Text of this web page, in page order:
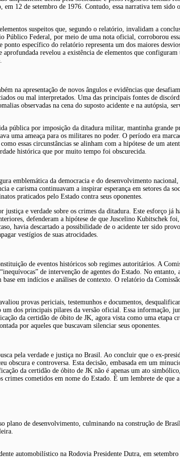
12 de setembro de 1976. Contudo, essa narrativa tem sido
suspeitos que, segundo o relatório, invalidam a
Federal, por meio de uma nota oficial, corroborou
específico do relatório representa um dos maiores
revelou a existência de elementos que
na apresentação de novos ângulos e evidências que
ou mal interpretados. Uma das principais fontes de
observadas na cena do suposto acidente e na autópsia,
pública por imposição da ditadura militar, mantinha grande
uma ameaça para os militares no poder. O período era
essas circunstâncias se alinham com a hipótese de um
histórica que por muito tempo foi obscurecida.
emblemática da democracia e do desenvolvimento
e carisma continuavam a inspirar esperança em setores da
praticados pelo Estado contra seus oponentes.
e verdade sobre os crimes da ditadura. Este esforço já
defenderam a hipótese de que Juscelino Kubitschek
havia descartado a possibilidade de o acidente ter sido
vestígios de suas atrocidades.
de eventos históricos sob regimes autoritários. A
de intervenção de agentes do Estado. No entanto,
em indícios e análises de contexto. O relatório da
provas periciais, testemunhos e documentos,
dos principais pilares da versão oficial. Essa informação,
da certidão de óbito de JK, agora vista como uma etapa
por aqueles que buscavam silenciar seus oponentes.
pela verdade e justiça no Brasil. Ao concluir que o ex-
obscura e controversa. Esta decisão, embasada em um
da certidão de óbito de JK não é apenas um ato
cometidos em nome do Estado. É um lembrete de que
de desenvolvimento, culminando na construção de
automobilístico na Rodovia Presidente Dutra, em